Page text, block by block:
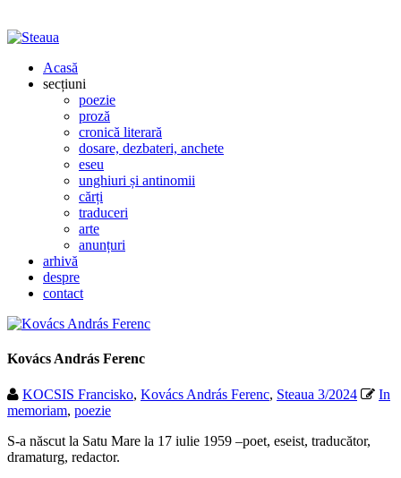
Acasă
secțiuni
poezie
proză
cronică literară
dosare, dezbateri, anchete
eseu
unghiuri și antinomii
cărți
traduceri
arte
anunțuri
arhivă
despre
contact
Kovács András Ferenc
KOCSIS Francisko, Kovács András Ferenc, Steaua 3/2024
In
memoriam, poezie
S-a născut la Satu Mare la 17 iulie 1959 –poet, eseist, traducător,
dramaturg, redactor.